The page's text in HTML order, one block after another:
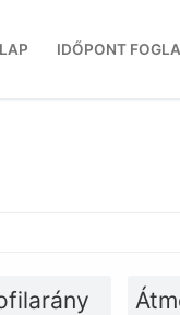
IDŐPONT